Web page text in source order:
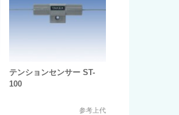
テンションセンサー ST-
100
参考上代